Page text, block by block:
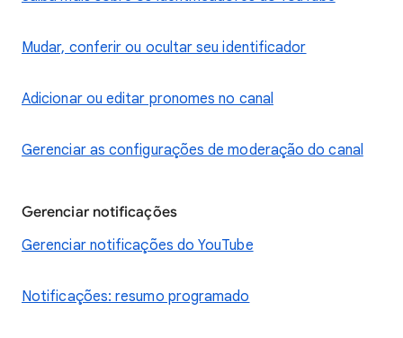
Mudar, conferir ou ocultar seu identificador
Adicionar ou editar pronomes no canal
Gerenciar as configurações de moderação do canal
Gerenciar notificações
Gerenciar notificações do YouTube
Notificações: resumo programado